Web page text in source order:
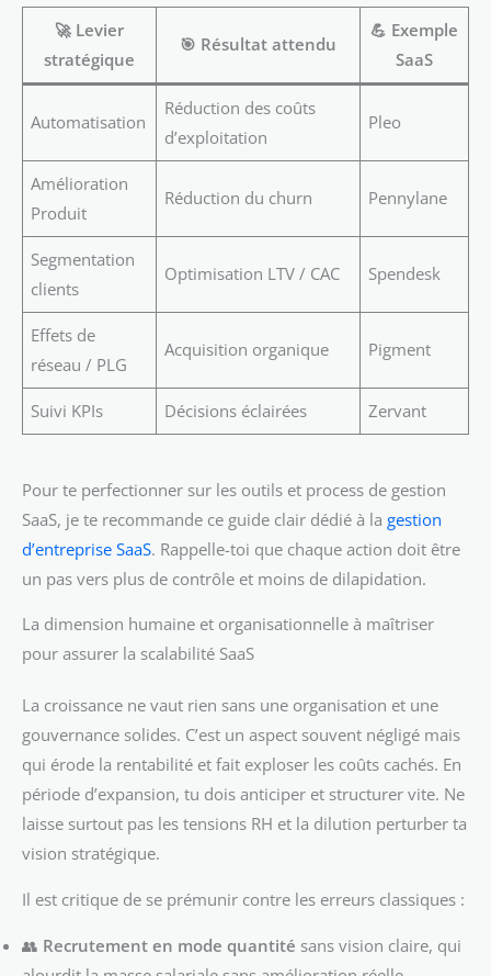
🚀 Levier
stratégique
🎯 Résultat attendu
💪 Exemple
SaaS
Automatisation
Réduction des coûts
d’exploitation
Pleo
Amélioration
Produit
Réduction du churn Pennylane
Segmentation
clients
Optimisation LTV / CAC Spendesk
Effets de
réseau / PLG
Acquisition organique Pigment
Suivi KPIs Décisions éclairées Zervant
Pour te perfectionner sur les outils et process de gestion
SaaS, je te recommande ce guide clair dédié à la gestion
d’entreprise SaaS. Rappelle-toi que chaque action doit être
un pas vers plus de contrôle et moins de dilapidation.
La dimension humaine et organisationnelle à maîtriser
pour assurer la scalabilité SaaS
La croissance ne vaut rien sans une organisation et une
gouvernance solides. C’est un aspect souvent négligé mais
qui érode la rentabilité et fait exploser les coûts cachés. En
période d’expansion, tu dois anticiper et structurer vite. Ne
laisse surtout pas les tensions RH et la dilution perturber ta
vision stratégique.
Il est critique de se prémunir contre les erreurs classiques :
👥 Recrutement en mode quantité sans vision claire, qui